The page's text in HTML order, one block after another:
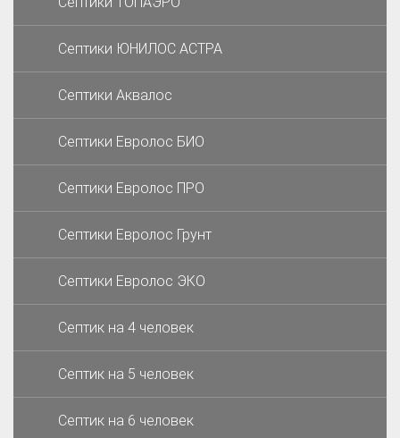
Септики ЮНИЛОС АСТРА
Септики Аквалос
Септики Евролос БИО
Септики Евролос ПРО
Септики Евролос Грунт
Септики Евролос ЭКО
Септик на 4 человек
Септик на 5 человек
Септик на 6 человек